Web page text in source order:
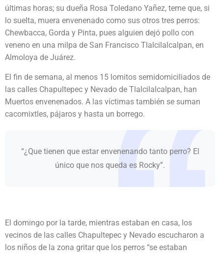
últimas horas; su dueña Rosa Toledano Yañez, teme que, si
lo suelta, muera envenenado como sus otros tres perros:
Chewbacca, Gorda y Pinta, pues alguien dejó pollo con
veneno en una milpa de San Francisco Tlalcilalcalpan, en
Almoloya de Juárez.
El fin de semana, al menos 15 lomitos semidomiciliados de
las calles Chapultepec y Nevado de Tlalcilalcalpan, han
Muertos envenenados. A las víctimas también se suman
cacomixtles, pájaros y hasta un borrego.
“¿Que tienen que estar envenenando tanto perro? El
único que nos queda es Rocky”.
El domingo por la tarde, mientras estaban en casa, los
vecinos de las calles Chapultepec y Nevado escucharon a
los niños de la zona gritar que los perros “se estaban